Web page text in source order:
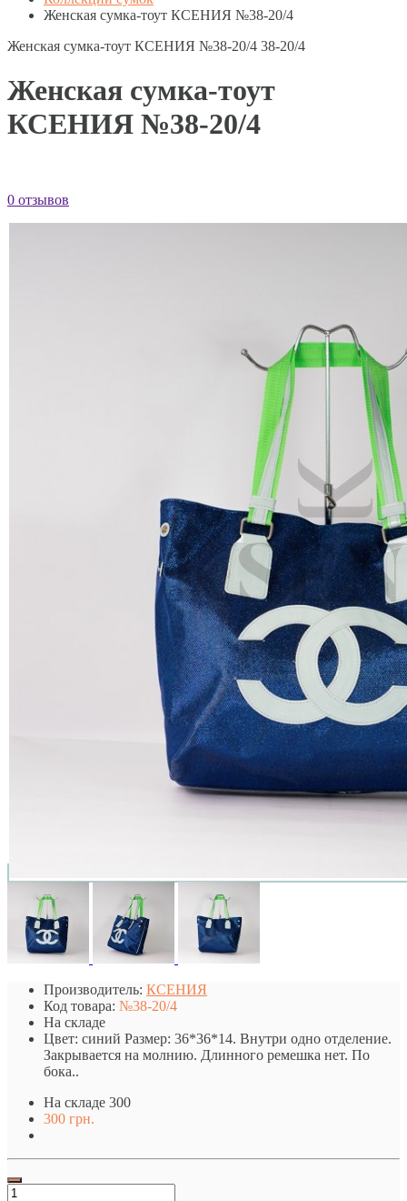
Женская сумка-тоут КСЕНИЯ №38-20/4
Женская сумка-тоут КСЕНИЯ №38-20/4 38-20/4
Женская сумка-тоут
КСЕНИЯ №38-20/4
0 отзывов
Производитель: КСЕНИЯ
Код товара: №38-20/4
На складе
Цвет: синий Размер: 36*36*14. Внутри одно отделение.
Закрывается на молнию. Длинного ремешка нет. По
бока..
На складе 300
300 грн.